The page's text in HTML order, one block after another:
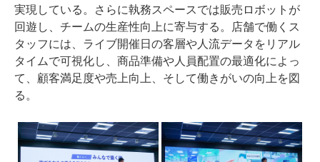
実現している。さらに執務スペースでは販売ロボットが
回遊し、チームの生産性向上に寄与する。店舗で働くス
タッフには、ライブ開催日の客層や人流データをリアル
タイムで可視化し、商品準備や人員配置の最適化によっ
て、顧客満足度や売上向上、そして働きがいの向上を図
る。